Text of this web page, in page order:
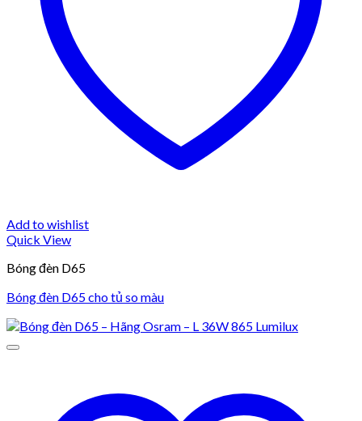
Add to wishlist
Quick View
Bóng đèn D65
Bóng đèn D65 cho tủ so màu